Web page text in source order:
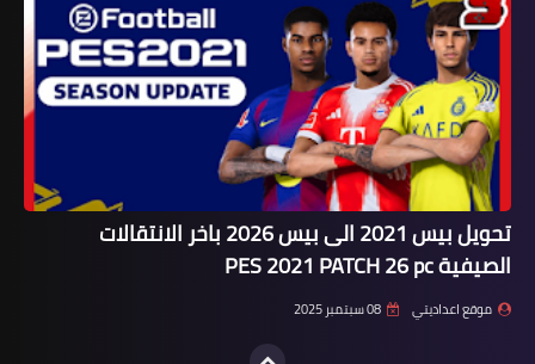
تحويل بيس 2021 الى بيس 2026 باخر الانتقالات
الصيفية PES 2021 PATCH 26 pc
موقع اعداديتي 08 سبتمبر 2025